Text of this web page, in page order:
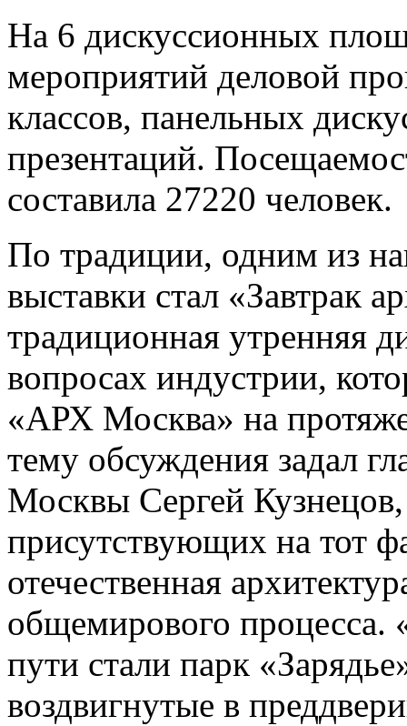
На 6 дискуссионных
мероприятий деловой
классов, панельных
презентаций.
составила 27220 человек.
По традиции, одним из
выставки стал «Завтрак
традиционная утренняя
вопросах индустрии,
«АРХ Москва» на
тему обсуждения задал
Москвы Сергей
присутствующих на тот
отечественная
общемирового процесса.
пути стали парк
воздвигнутые в